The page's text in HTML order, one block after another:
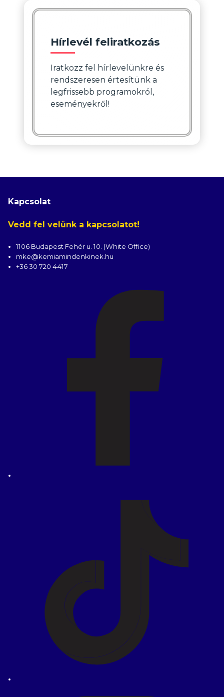
Hírlevél feliratkozás
Iratkozz fel hírlevelünkre és
rendszeresen értesítünk a
legfrissebb programokról,
eseményekről!
Kapcsolat
Vedd fel velünk a kapcsolatot!
1106 Budapest Fehér u. 10. (White Office)
mke@kemiamindenkinek.hu
+36 30 720 4417